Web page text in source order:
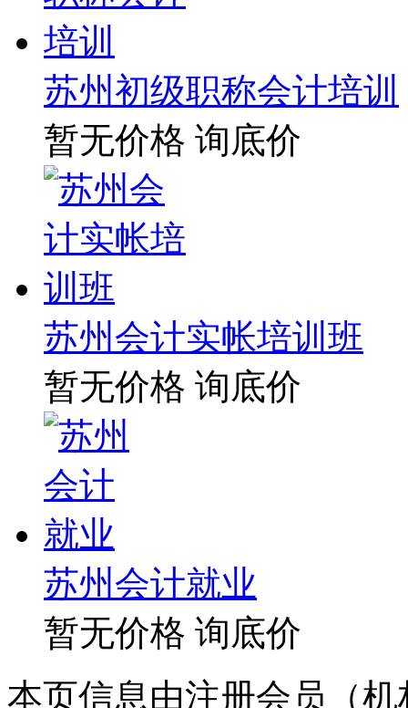
苏州初级职称会计培训
暂无价格 询底价
苏州会计实帐培训班
暂无价格 询底价
苏州会计就业
暂无价格 询底价
本页信息由注册会员（